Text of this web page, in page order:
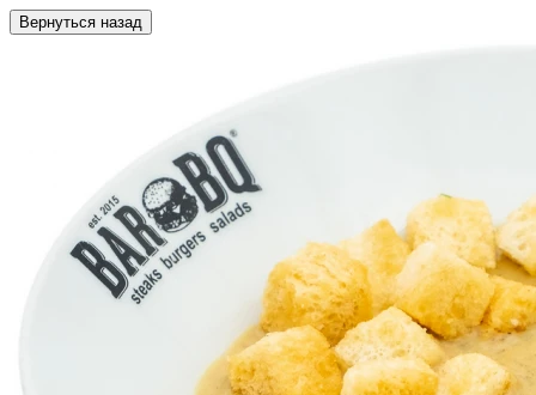
Вернуться назад